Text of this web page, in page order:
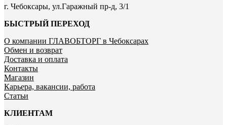
г. Чебоксары, ул.Гаражный пр-д, 3/1
БЫСТРЫЙ ПЕРЕХОД
О компании ГЛАВОБТОРГ в Чебоксарах
Обмен и возврат
Доставка и оплата
Контакты
Магазин
Карьера, вакансии, работа
Статьи
КЛИЕНТАМ